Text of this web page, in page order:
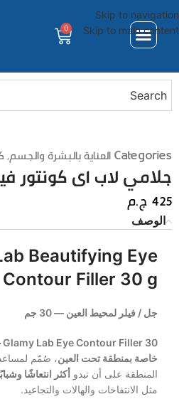
Skip to navigation
Skip to main content
0
Categoriesالعناية بالبشرة والجسم,
جلامي لاب اى كونتور فيلر
425ج.م
الوصف
Beautifying Eye
Contour Filler 30 g
جل / فيلر لمحيط العين — 30 جم
Glamy Lab Eye Contour Filler 30 جم
خاصة بمنطقة تحت العين، صُمّم
المنطقة على أن تبدو أكثر انتعاشًا
مثل الانتفاخات والهالات والتجاعيد.